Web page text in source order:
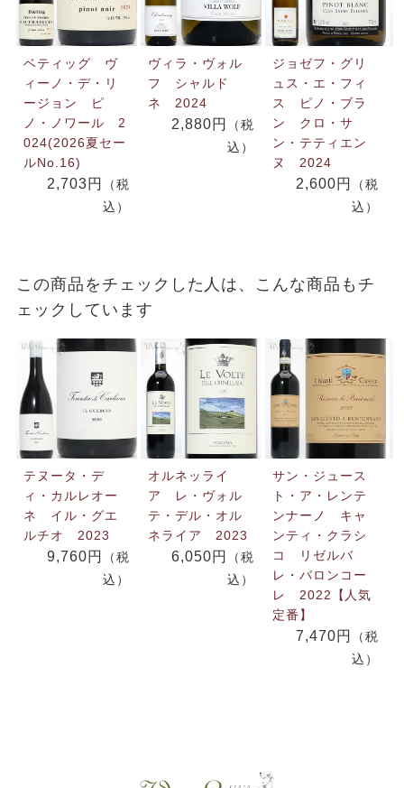
ベティッグ ヴ
ィーノ・デ・リ
ージョン ピ
ノ・ノワール 2
024(2026夏セー
ルNo.16)
2,703円
（税
込）
ヴィラ・ヴォル
フ シャルド
ネ 2024
2,880円
（税
込）
ジョゼフ・グリ
ュス・エ・フィ
ス ピノ・ブラ
ン クロ・サ
ン・テティエン
ヌ 2024
2,600円
（税
込）
この商品をチェックした人は、こんな商品もチ
ェックしています
テヌータ・デ
ィ・カルレオー
ネ イル・グエ
ルチオ 2023
9,760円
（税
込）
オルネッライ
ア レ・ヴォル
テ・デル・オル
ネライア 2023
6,050円
（税
込）
サン・ジュース
ト・ア・レンテ
ンナーノ キャ
ンティ・クラシ
コ リゼルバ
レ・バロンコー
レ 2022【人気
定番】
7,470円
（税
込）